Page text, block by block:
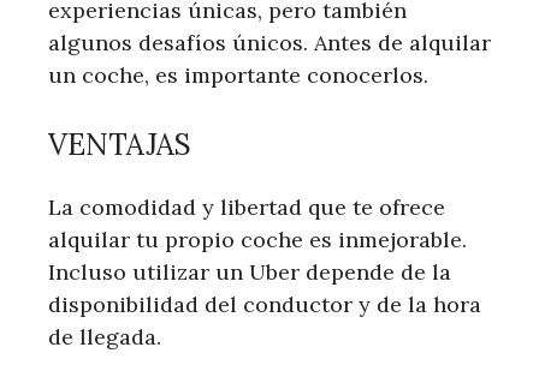
experiencias únicas, pero también
algunos desafíos únicos. Antes de alquilar
un coche, es importante conocerlos.
VENTAJAS
La comodidad y libertad que te ofrece
alquilar tu propio coche es inmejorable.
Incluso utilizar un Uber depende de la
disponibilidad del conductor y de la hora
de llegada.